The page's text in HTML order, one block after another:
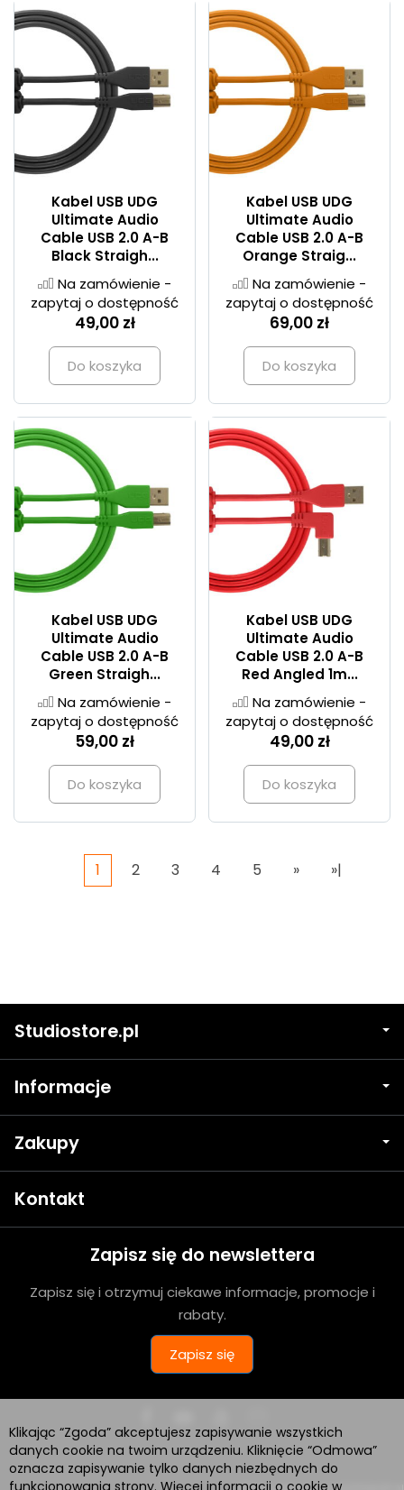
Kabel USB UDG
Ultimate Audio
Cable USB 2.0 A-B
Black Straigh...
Na zamówienie -
zapytaj o dostępność
49,00 zł
Do koszyka
Kabel USB UDG
Ultimate Audio
Cable USB 2.0 A-B
Orange Straig...
Na zamówienie -
zapytaj o dostępność
69,00 zł
Do koszyka
Kabel USB UDG
Ultimate Audio
Cable USB 2.0 A-B
Green Straigh...
Na zamówienie -
zapytaj o dostępność
59,00 zł
Do koszyka
Kabel USB UDG
Ultimate Audio
Cable USB 2.0 A-B
Red Angled 1m...
Na zamówienie -
zapytaj o dostępność
49,00 zł
Do koszyka
1 2 3 4 5 » »|
Studiostore.pl
Informacje
Zakupy
Kontakt
Zapisz się do newslettera
Zapisz się i otrzymuj ciekawe informacje, promocje i
rabaty.
Zapisz się
Klikając “Zgoda” akceptujesz zapisywanie wszystkich
danych cookie na twoim urządzeniu. Kliknięcie “Odmowa”
oznacza zapisywanie tylko danych niezbędnych do
funkcjonowania strony. Więcej informacji o cookie w